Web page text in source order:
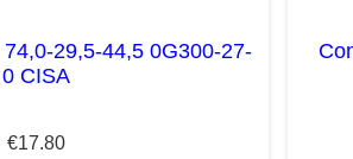
29,5-44,5 0G300-27-
0 CISA
€17.80